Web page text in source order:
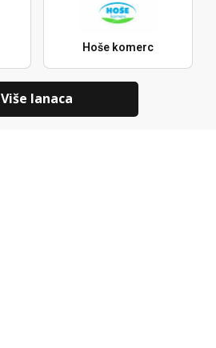
Hoše komerc
Više lanaca